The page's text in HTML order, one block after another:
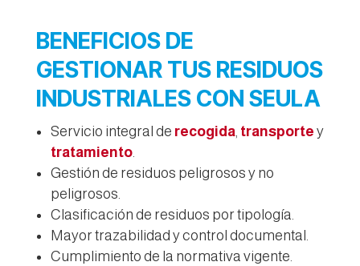
BENEFICIOS DE
GESTIONAR TUS RESIDUOS
INDUSTRIALES CON SEULA
Servicio integral de recogida, transporte y
tratamiento.
Gestión de residuos peligrosos y no
peligrosos.
Clasificación de residuos por tipología.
Mayor trazabilidad y control documental.
Cumplimiento de la normativa vigente.